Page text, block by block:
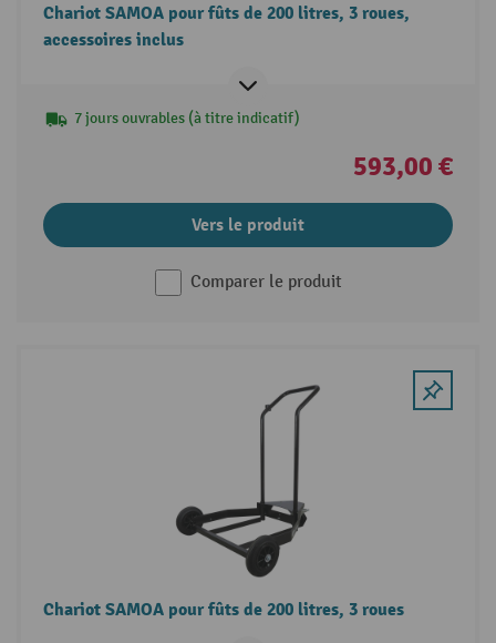
Chariot SAMOA pour fûts de 200 litres, 3 roues,
accessoires inclus
7 jours ouvrables (à titre indicatif)
593,00 €
Vers le produit
Comparer le produit
Chariot SAMOA pour fûts de 200 litres, 3 roues